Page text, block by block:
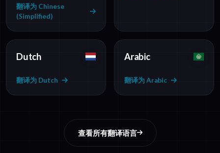
翻译为 Chinese
(Simplified)
Dutch
翻译为 Dutch
Arabic
翻译为 Arabic
查看所有翻译语言